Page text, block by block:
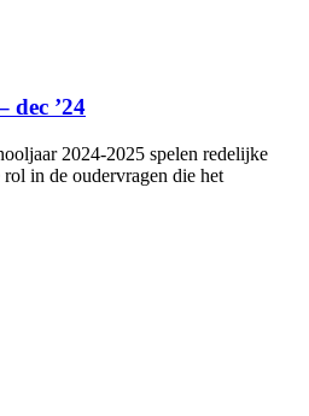
dec ’24
2024-2025 spelen redelijke
in de oudervragen die het